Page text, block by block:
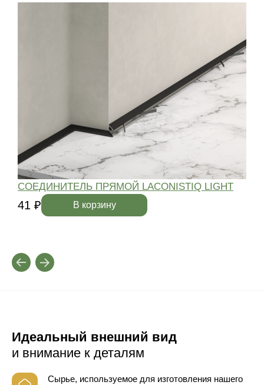
СОЕДИНИТЕЛЬ ПРЯМОЙ LACONISTIQ LIGHT
41 ₽ В корзину
Идеальный внешний вид
и внимание к деталям
Сырье, используемое для изготовления нашего